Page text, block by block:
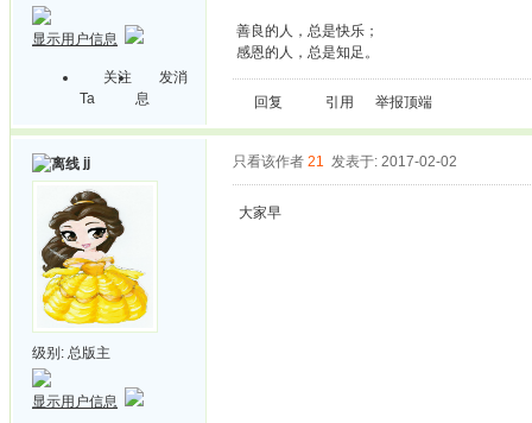
显示用户信息
关注
Ta
发消
息
善良的人，总是快乐；
感恩的人，总是知足。
回复 引用 举报顶端
jj
级别: 总版主
显示用户信息
只看该作者 21 发表于: 2017-02-02
大家早